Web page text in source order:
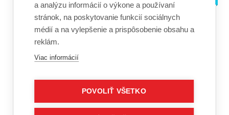
a analýzu informácií o výkone a používaní
stránok, na poskytovanie funkcií sociálnych
médií a na vylepšenie a prispôsobenie obsahu a
reklám.
Viac informácií
POVOLIŤ VŠETKO